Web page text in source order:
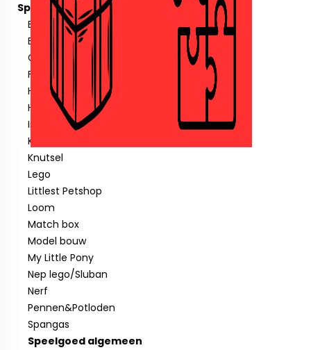
Speelgoed
Barbie&Poppen
Buiten speelgoed
Crystalbricks
Fisher price
Hotwheels
Hout speelgoed
Indiaan
Klein speelgoed tot € 1,00
Knutsel
Lego
Littlest Petshop
Loom
Match box
Model bouw
My Little Pony
Nep lego/Sluban
Nerf
Pennen&Potloden
Spangas
Speelgoed algemeen